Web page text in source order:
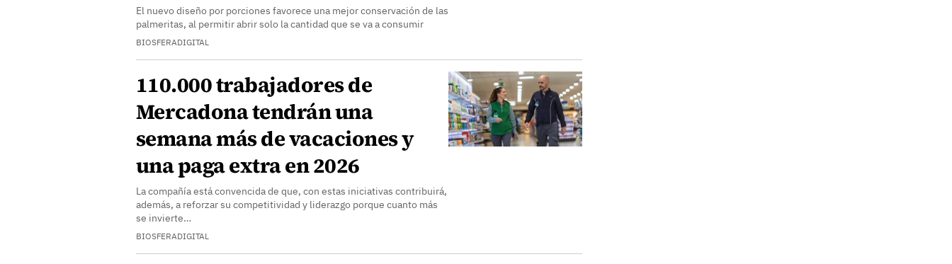
El nuevo diseño por porciones favorece una mejor conservación de las
palmeritas, al permitir abrir solo la cantidad que se va a consumir
BIOSFERADIGITAL
110.000 trabajadores de
Mercadona tendrán una
semana más de vacaciones y
una paga extra en 2026
La compañía está convencida de que, con estas iniciativas contribuirá,
además, a reforzar su competitividad y liderazgo porque cuanto más
se invierte…
BIOSFERADIGITAL